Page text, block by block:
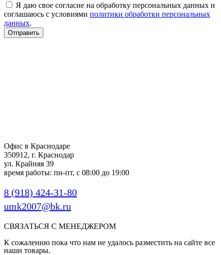
Я даю свое согласие на обработку персональных данных и
соглашаюсь с условиями политики обработки персональных
данных.
Отправить
Офис в Краснодаре
350912, г. Краснодар
ул. Крайняя 39
время работы: пн-пт, с 08:00 до 19:00
8 (918) 424-31-80
umk2007@bk.ru
СВЯЗАТЬСЯ С МЕНЕДЖЕРОМ
К сожалению пока что нам не удалось разместить на сайте все
наши товары.